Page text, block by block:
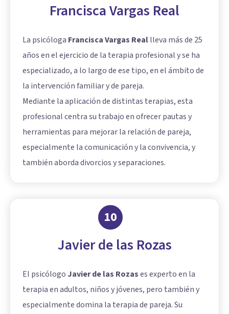
Francisca Vargas Real
La psicóloga Francisca Vargas Reallleva más de 25
años en el ejercicio de la terapia profesional y se ha
especializado, a lo largo de ese tipo, en el ámbito de
la intervención familiar y de pareja.
Mediante la aplicación de distintas terapias, esta
profesional centra su trabajo en ofrecer pautas y
herramientas para mejorar la relación de pareja,
especialmente la comunicación y la convivencia, y
también aborda divorcios y separaciones.
10
Javier de las Rozas
El psicólogo Javier de las Rozases experto en la
terapia en adultos, niños y jóvenes, pero también y
especialmente domina la terapia de pareja. Su